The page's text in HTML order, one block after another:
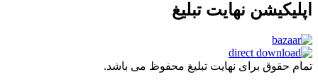
اپلیکیشن نهایت تبلیغ
تمام حقوق برای نهایت تبلیغ محفوظ می باشد.